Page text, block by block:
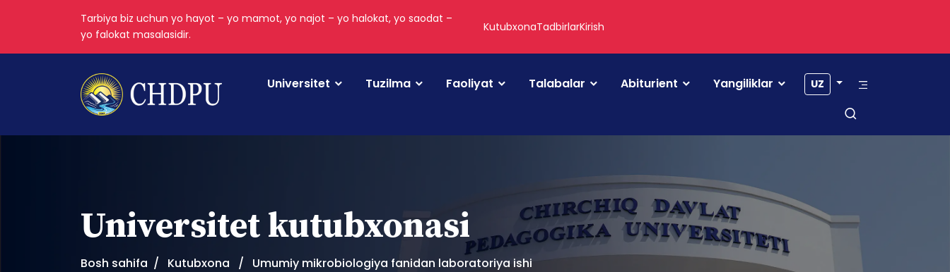
Tarbiya biz uchun yo hayot – yo mamot, yo najot – yo halokat, yo saodat –
yo falokat masalasidir.
KutubxonaTadbirlarKirish
Universitet Tuzilma Faoliyat Talabalar Abiturient Yangiliklar UZ
Universitet kutubxonasi
Bosh sahifa Kutubxona Umumiy mikrobiologiya fanidan laboratoriya ishi